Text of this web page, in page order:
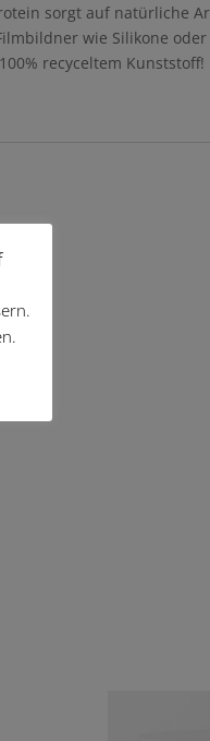
sorgt auf natürliche
wie Silikone
recyceltem Kunststoff!